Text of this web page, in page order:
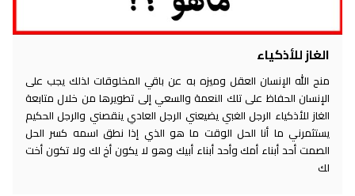
الغاز للأذكياء
منح الله الإنسان العقل وميزه به عن باقي المخلوقات لذلك يجب على
الإنسان الحفاظ على تلك النعمة والسعي إلى تطويرها من خلال متابعة
الغاز للأذكياء الرجل الغبي يضيعني الرجل العادي ينقصني والرجل الحكيم
يستثمرني ما أنا الحل الوقت ما هو الذي إذا نطق اسمه كسر الحل
الصمت أحد أبناء أمك وأحد أبناء أبيك وهو لا يكون أخ لك ولا تكون أخت
لك